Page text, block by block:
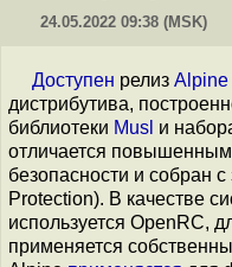
24.05.2022 09:38 (MSK)
Доступен релиз Alpine
дистрибутива,
библиотеки Musl и
отличается
безопасности и собран
Protection). В качестве
используется OpenRC,
применяется